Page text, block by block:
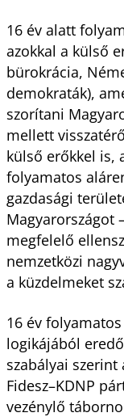
16 év alatt
azokkal a külső
bürokrácia,
demokraták),
szorítani
mellett
külső erőkkel is,
folyamatos
gazdasági
Magyarországot
megfelelő
nemzetközi
a küzdelmeket
16 év
logikájából
szabályai szerint
Fidesz–KDNP
vezénylő